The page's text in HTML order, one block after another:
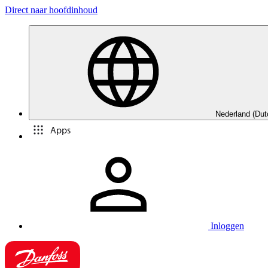
Direct naar hoofdinhoud
Nederland
Apps
Inloggen